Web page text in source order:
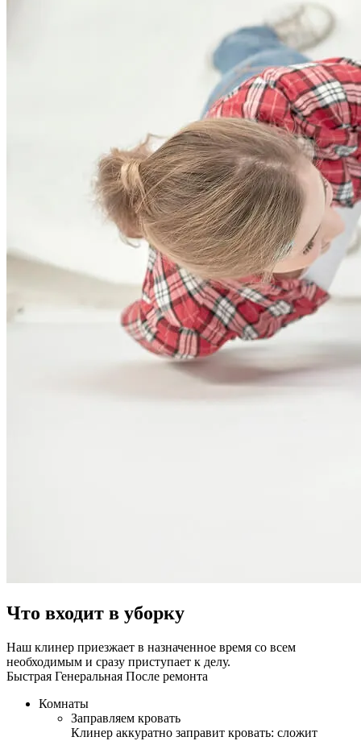
Что входит в уборку
Наш клинер приезжает в назначенное время со всем
необходимым и сразу приступает к делу.
Быстрая Генеральная После ремонта
Комнаты
Заправляем кровать
Клинер аккуратно заправит кровать: сложит